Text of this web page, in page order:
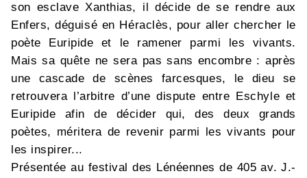
son esclave Xanthias, il décide de se rendre aux
Enfers, déguisé en Héraclès, pour aller chercher le
poète Euripide et le ramener parmi les vivants.
Mais sa quête ne sera pas sans encombre : après
une cascade de scènes farcesques, le dieu se
retrouvera l’arbitre d’une dispute entre Eschyle et
Euripide afin de décider qui, des deux grands
poètes, méritera de revenir parmi les vivants pour
les inspirer...
Présentée au festival des Lénéennes de 405 av. J.-